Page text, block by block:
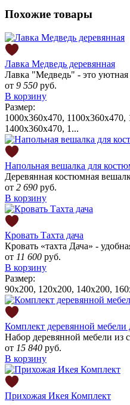
Похожие товары
Лавка Медведь деревянная
Лавка "Медведь" - это уютная
от 9 550 руб.
В корзину
Размер:
1000х360х470,
1400х360х470, 1...
Напольная вешалка для
Деревянная костюмная
от 2 690 руб.
В корзину
Кровать Тахта дача
Кровать «тахта Дача» -
от 11 600 руб.
В корзину
Размер:
90x200, 120x200, 140x200,
Комплект деревянной мебели
Набор деревянной мебели из
от 15 840 руб.
В корзину
Прихожая Икея Комплект